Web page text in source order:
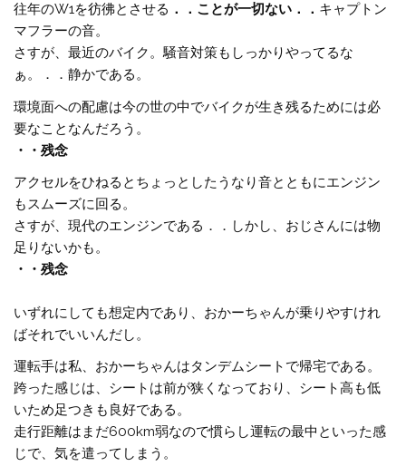
往年のW1を彷彿とさせる ．．ことが一切ない．． キャプトン
マフラーの音。
さすが、最近のバイク。騒音対策もしっかりやってるな
ぁ。．．静かである。
環境面への配慮は今の世の中でバイクが生き残るためには必
要なことなんだろう。
・・残念
アクセルをひねるとちょっとしたうなり音とともにエンジン
もスムーズに回る。
さすが、現代のエンジンである．．しかし、おじさんには物
足りないかも。
・・残念
いずれにしても想定内であり、おかーちゃんが乗りやすけれ
ばそれでいいんだし。
運転手は私、おかーちゃんはタンデムシートで帰宅である。
跨った感じは、シートは前が狭くなっており、シート高も低
いため足つきも良好である。
走行距離はまだ600km弱なので慣らし運転の最中といった感
じで、気を遣ってしまう。